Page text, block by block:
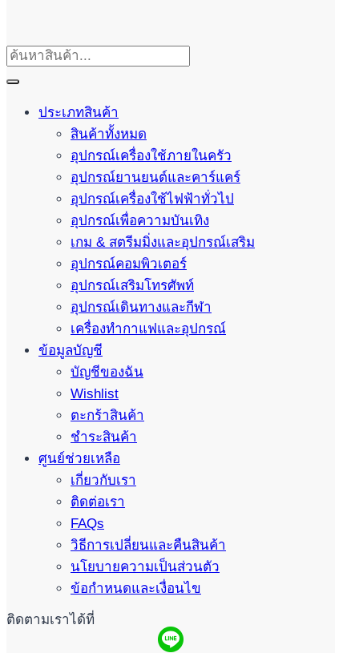
ประเภทสินค้า
สินค้าทั้งหมด
อุปกรณ์เครื่องใช้ภายในครัว
อุปกรณ์ยานยนต์และคาร์แคร์
อุปกรณ์เครื่องใช้ไฟฟ้าทั่วไป
อุปกรณ์เพื่อความบันเทิง
เกม & สตรีมมิ่งและอุปกรณ์เสริม
อุปกรณ์คอมพิวเตอร์
อุปกรณ์เสริมโทรศัพท์
อุปกรณ์เดินทางและกีฬา
เครื่องทำกาแฟและอุปกรณ์
ข้อมูลบัญชี
บัญชีของฉัน
Wishlist
ตะกร้าสินค้า
ชำระสินค้า
ศูนย์ช่วยเหลือ
เกี่ยวกับเรา
ติดต่อเรา
FAQs
วิธีการเปลี่ยนและคืนสินค้า
นโยบายความเป็นส่วนตัว
ข้อกำหนดและเงื่อนไข
ติดตามเราได้ที่